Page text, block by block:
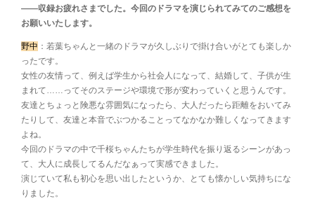
――収録お疲れさまでした。今回のドラマを演じられてみてのご感想を
お願いいたします。
野中 ：若葉ちゃんと一緒のドラマが久しぶりで掛け合いがとても楽しか
ったです。
女性の友情って、例えば学生から社会人になって、結婚して、子供が生
まれて……ってそのステージや環境で形が変わっていくと思うんです。
友達とちょっと険悪な雰囲気になったら、大人だったら距離をおいてみ
たりして、友達と本音でぶつかることってなかなか難しくなってきます
よね。
今回のドラマの中で千桜ちゃんたちが学生時代を振り返るシーンがあっ
て、大人に成長してるんだなぁって実感できました。
演じていて私も初心を思い出したというか、とても懐かしい気持ちにな
りました。